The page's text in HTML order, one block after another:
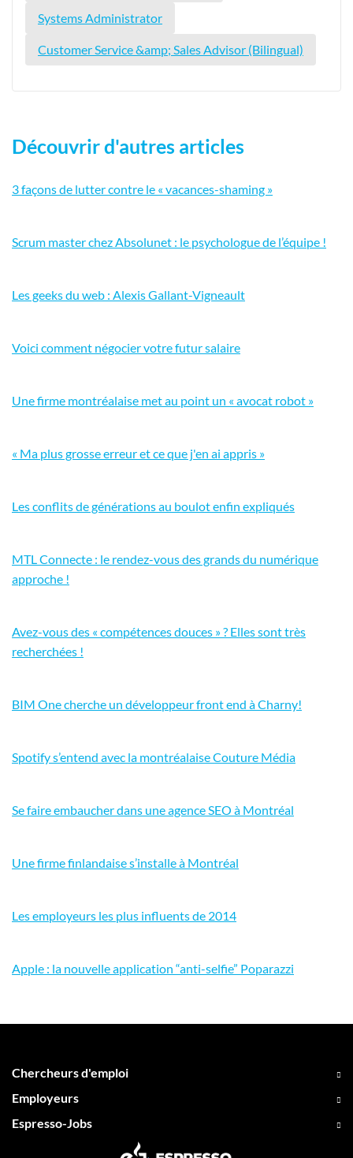
Systems Administrator
Customer Service &amp; Sales Advisor (Bilingual)
Découvrir d'autres articles
3 façons de lutter contre le « vacances-shaming »
Scrum master chez Absolunet : le psychologue de l’équipe !
Les geeks du web : Alexis Gallant-Vigneault
Voici comment négocier votre futur salaire
Une firme montréalaise met au point un « avocat robot »
« Ma plus grosse erreur et ce que j'en ai appris »
Les conflits de générations au boulot enfin expliqués
MTL Connecte : le rendez-vous des grands du numérique
approche !
Avez-vous des « compétences douces » ? Elles sont très
recherchées !
BIM One cherche un développeur front end à Charny!
Spotify s’entend avec la montréalaise Couture Média
Se faire embaucher dans une agence SEO à Montréal
Une firme finlandaise s’installe à Montréal
Les employeurs les plus influents de 2014
Apple : la nouvelle application “anti-selfie” Poparazzi
Chercheurs d'emploi
Employeurs
Espresso-Jobs